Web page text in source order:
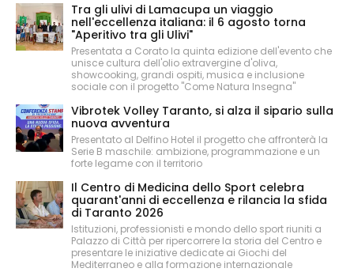
Tra gli ulivi di Lamacupa un viaggio
nell'eccellenza italiana: il 6 agosto torna
"Aperitivo tra gli Ulivi"
Presentata a Corato la quinta edizione dell'evento che
unisce cultura dell'olio extravergine d'oliva,
showcooking, grandi ospiti, musica e inclusione
sociale con il progetto "Come Natura Insegna"
Vibrotek Volley Taranto, si alza il sipario sulla
nuova avventura
Presentato al Delfino Hotel il progetto che affronterà la
Serie B maschile: ambizione, programmazione e un
forte legame con il territorio
Il Centro di Medicina dello Sport celebra
quarant'anni di eccellenza e rilancia la sfida
di Taranto 2026
Istituzioni, professionisti e mondo dello sport riuniti a
Palazzo di Città per ripercorrere la storia del Centro e
presentare le iniziative dedicate ai Giochi del
Mediterraneo e alla formazione internazionale